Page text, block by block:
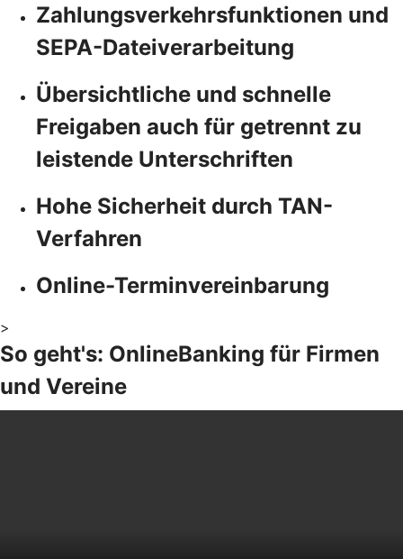
Zahlungsverkehrsfunktionen und
SEPA-Dateiverarbeitung
Übersichtliche und schnelle
Freigaben auch für getrennt zu
leistende Unterschriften
Hohe Sicherheit durch TAN-
Verfahren
Online-Terminvereinbarung
>
So geht's: OnlineBanking für Firmen
und Vereine